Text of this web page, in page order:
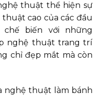
thuật thể hiện sự
cao của các đầu
chế biến với những
nghệ thuật trang trí
chỉ đẹp mắt mà còn
nghệ thuật làm bánh